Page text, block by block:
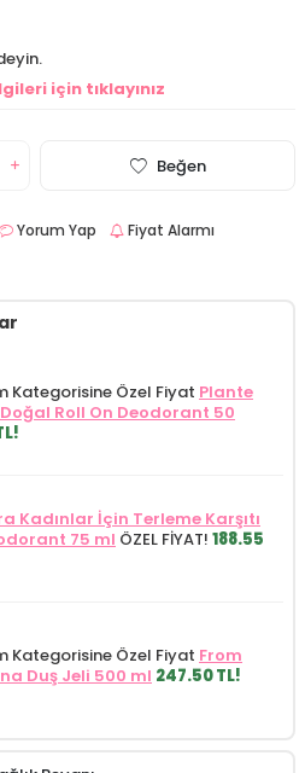
için tıklayınız
Beğen
Yorum Yap Fiyat Alarmı
Kategorisine Özel Fiyat Plante
Roll On Deodorant 50
Kadınlar İçin Terleme Karşıtı
75 ml ÖZEL FİYAT! 188.55
Kategorisine Özel Fiyat From
Duş Jeli 500 ml 247.50 TL!